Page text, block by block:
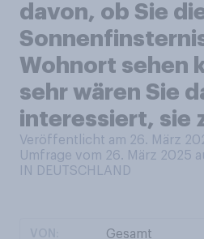
davon, ob Sie
Wohnort sehen
sehr wären Sie
interessiert, sie
Veröffentlicht am 26. März
Umfrage vom 26. März 2025
IN DEUTSCHLAND